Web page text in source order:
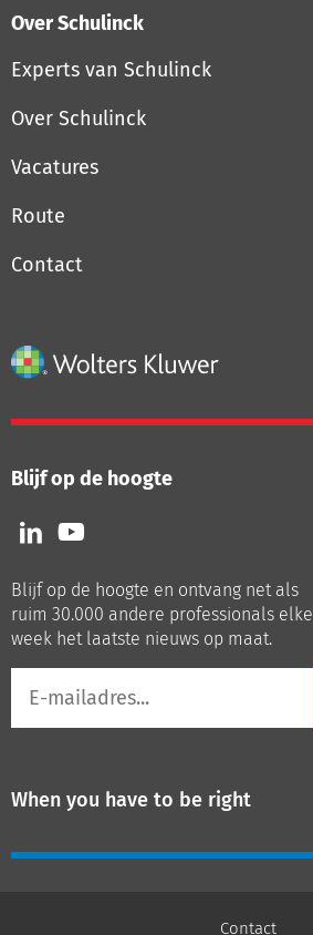
Over Schulinck
Experts van Schulinck
Over Schulinck
Vacatures
Route
Contact
Blijf op de hoogte
Volg
ons
LinkedIn
Volg
ons
Youtube
Blijf op de hoogte en ontvang net als
ruim 30.000 andere professionals elke
week het laatste nieuws op maat.
mailadres
When you have to be right
Contact